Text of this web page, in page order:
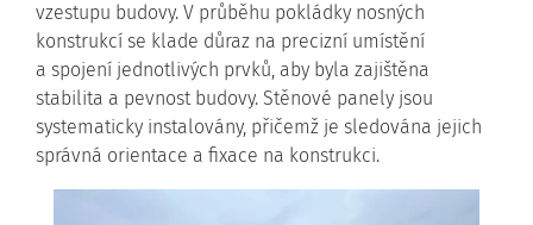
vzestupu budovy. V průběhu pokládky nosných
konstrukcí se klade důraz na precizní umístění
a spojení jednotlivých prvků, aby byla zajištěna
stabilita a pevnost budovy. Stěnové panely jsou
systematicky instalovány, přičemž je sledována jejich
správná orientace a fixace na konstrukci.